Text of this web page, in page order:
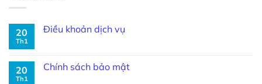
20
Th1
Điều khoản dịch vụ
20
Th1
Chính sách bảo mật